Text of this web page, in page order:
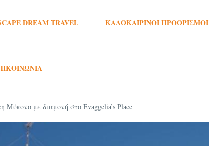
DREAM TRAVEL ΚΑΛΟΚΑΙΡΙΝΟΊ ΠΡΟΟΡΙΣΜΟΊ
Μύκονο με διαμονή στο Evaggelia’s Place